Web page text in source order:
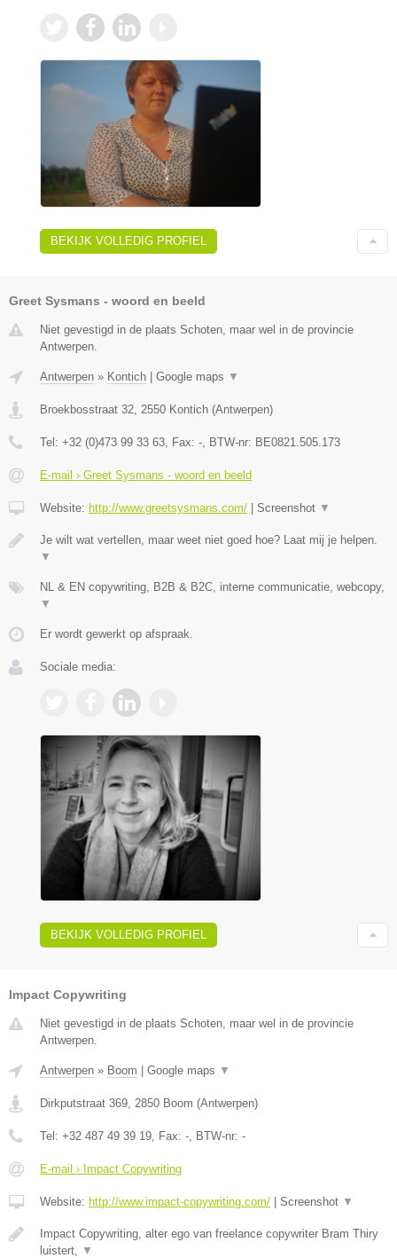
BEKIJK VOLLEDIG PROFIEL
Greet Sysmans - woord en beeld
Niet gevestigd in de plaats Schoten, maar wel in de provincie
Antwerpen.
Antwerpen » Kontich Google maps ▼
Broekbosstraat 32, 2550 Kontich (Antwerpen)
Tel: +32 (0)473 99 33 63, Fax: -, BTW-nr: BE0821.505.173
E-mail › Greet Sysmans - woord en beeld
Website: http://www.greetsysmans.com/ Screenshot ▼
Je wilt wat vertellen, maar weet niet goed hoe? Laat mij je helpen.
▼
NL & EN copywriting, B2B & B2C, interne communicatie, webcopy,
▼
Er wordt gewerkt op afspraak.
Sociale media:
BEKIJK VOLLEDIG PROFIEL
Impact Copywriting
Niet gevestigd in de plaats Schoten, maar wel in de provincie
Antwerpen.
Antwerpen » Boom Google maps ▼
Dirkputstraat 369 2850 Boom (Antwerpen)
Tel: +32 487 49 39 19 , Fax: - , BTW-nr: -
E-mail › Impact Copywriting
Website: http://www.impact-copywriting.com/ Screenshot ▼
Impact Copywriting, alter ego van freelance copywriter Bram Thiry
luistert,
▼